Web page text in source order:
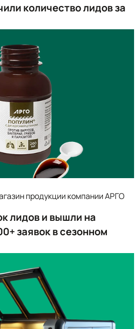
количество лидов за
продукции компании АРГО
лидов и вышли на
заявок в сезонном